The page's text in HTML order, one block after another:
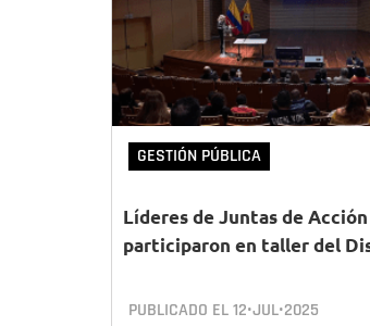
GESTIÓN PÚBLICA
Líderes de Juntas de
participaron en taller del
PUBLICADO EL12•JUL•2025